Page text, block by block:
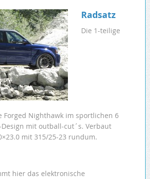
Radsatz
Die 1-teilige
Forged Nighthawk im sportlichen 6
mit outball-cut´s. Verbaut
mit 315/25-23 rundum.
hier das elektronische